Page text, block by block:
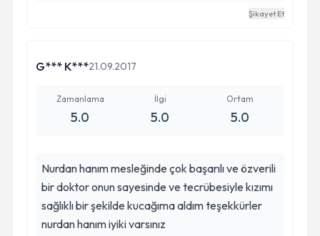
eşi benzeri bulunmayan saygıdeğer bir doktordu.
teşekkür ederim. instagramını da gördüm
anda üniversitede 3. sınıf öğrencisi olarak size
minnettarlığımı sunuyorum. Çok duygulandım.
Kocaeli/Kartepe de yaşamaktayız. İlerki
vakitlerde saygıdeğer doktorumu ziyaret etmek
istiyorum. Her şey için çok teşekkür ederi. z
Şikayet Et
G*** K***21.09.2017
Zamanlama
5.0
İlgi
5.0
Ortam
5.0
Nurdan hanım mesleğinde çok başarılı ve özverili
bir doktor onun sayesinde ve tecrübesiyle kızımı
sağlıklı bir şekilde kucağıma aldım teşekkürler
nurdan hanım iyiki varsınız